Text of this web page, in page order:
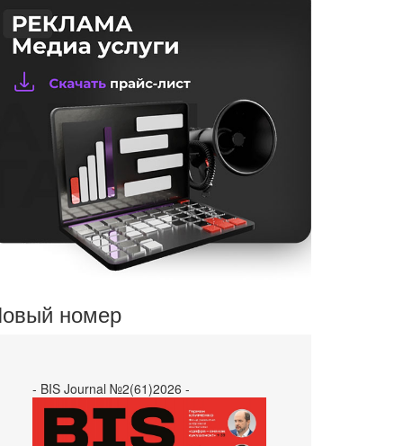
номер
- BIS Journal №2(61)2026 -